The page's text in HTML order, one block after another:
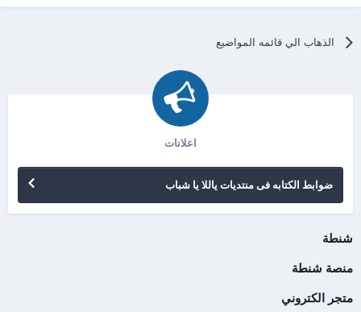
الذهاب الي قائمه المواضيع
اعلانات
ضوابط الكتابه فى منتديات ياللا يا شباب
شنطة
منصة شنطة
متجر الكتروني